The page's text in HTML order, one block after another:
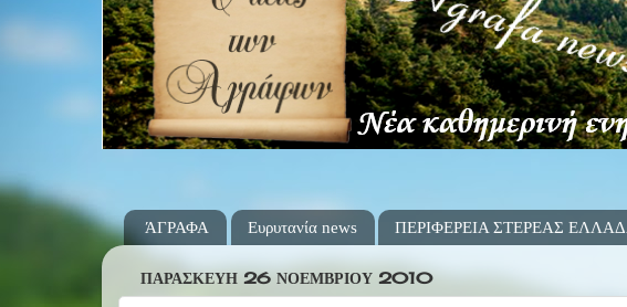
ΆΓΡΑΦΑ Ευρυτανία news ΠΕΡΙΦΕΡΕΙΑ ΣΤΕΡΕΑΣ
ΠΑΡΑΣΚΕΥΉ 26 ΝΟΕΜΒΡΊΟΥ 2010